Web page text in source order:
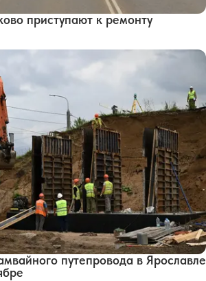
приступают к ремонту
путепровода в Ярославле